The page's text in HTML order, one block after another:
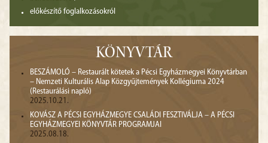
előkészítő foglalkozásokról
KÖNYVTÁR
BESZÁMOLÓ – Restaurált kötetek a Pécsi Egyházmegyei Könyvtárban
– Nemzeti Kulturális Alap Közgyűjtemények Kollégiuma 2024
(Restaurálási napló)
2025.10.21.
KOVÁSZ A PÉCSI EGYHÁZMEGYE CSALÁDI FESZTIVÁLJA – A PÉCSI
EGYHÁZMEGYEI KÖNYVTÁR PROGRAMJAI
2025.08.18.